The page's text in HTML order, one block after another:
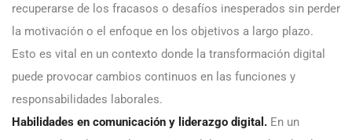
recuperarse de los fracasos o desafíos inesperados sin perder
la motivación o el enfoque en los objetivos a largo plazo.
Esto es vital en un contexto donde la transformación digital
puede provocar cambios continuos en las funciones y
responsabilidades laborales.
Habilidades en comunicación y liderazgo digital. En un